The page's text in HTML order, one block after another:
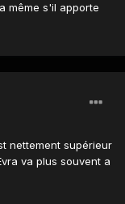
même s'il apporte
nettement supérieur
va plus souvent a